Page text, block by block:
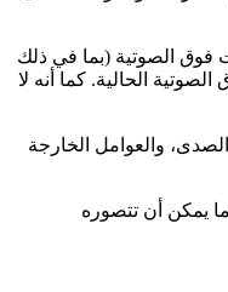
فوق الصوتية (بما في ذلك
الحالية. كما أنه لا
والعوامل الخارجة
يمكن أن تتصوره